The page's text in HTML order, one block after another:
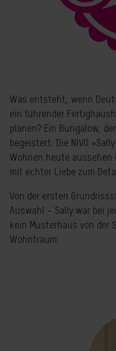
Was entsteht, wenn
ein führender
planen? Ein Bungalow,
begeistert. Die NIVO
Wohnen heute
mit echter Liebe zum
Von der ersten
Auswahl – Sally war bei
kein Musterhaus von der
Wohntraum.